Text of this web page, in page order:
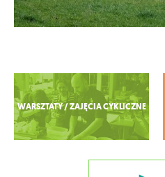
Zobacz więcej
WARSZTATY / ZAJĘCIA CYKLICZNE